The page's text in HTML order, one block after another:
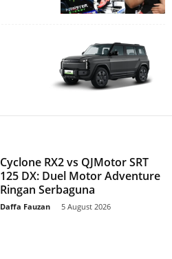
Cyclone RX2 vs QJMotor SRT
125 DX: Duel Motor Adventure
Ringan Serbaguna
Daffa Fauzan 5 August 2026